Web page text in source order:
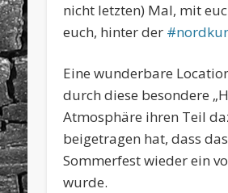
nicht letzten) Mal, mit
euch, hinter der
Eine wunderbare
durch diese besondere
Atmosphäre ihren Teil
beigetragen hat, dass das
Sommerfest wieder ein
wurde.